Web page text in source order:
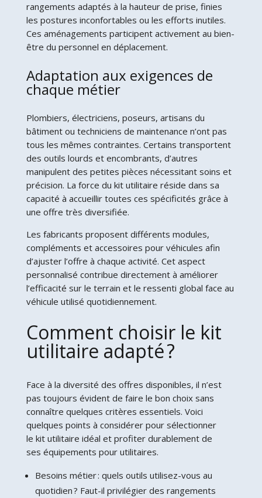
rangements adaptés à la hauteur de prise, finies
les postures inconfortables ou les efforts inutiles.
Ces aménagements participent activement au bien-
être du personnel en déplacement.
Adaptation aux exigences de
chaque métier
Plombiers, électriciens, poseurs, artisans du
bâtiment ou techniciens de maintenance n’ont pas
tous les mêmes contraintes. Certains transportent
des outils lourds et encombrants, d’autres
manipulent des petites pièces nécessitant soins et
précision. La force du kit utilitaire réside dans sa
capacité à accueillir toutes ces spécificités grâce à
une offre très diversifiée.
Les fabricants proposent différents modules,
compléments et accessoires pour véhicules afin
d’ajuster l’offre à chaque activité. Cet aspect
personnalisé contribue directement à améliorer
l’efficacité sur le terrain et le ressenti global face au
véhicule utilisé quotidiennement.
Comment choisir le kit
utilitaire adapté ?
Face à la diversité des offres disponibles, il n’est
pas toujours évident de faire le bon choix sans
connaître quelques critères essentiels. Voici
quelques points à considérer pour sélectionner
le kit utilitaire idéal et profiter durablement de
ses équipements pour utilitaires.
Besoins métier : quels outils utilisez-vous au
quotidien ? Faut-il privilégier des rangements